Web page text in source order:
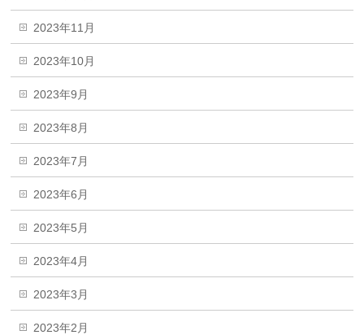
2023年11月
2023年10月
2023年9月
2023年8月
2023年7月
2023年6月
2023年5月
2023年4月
2023年3月
2023年2月